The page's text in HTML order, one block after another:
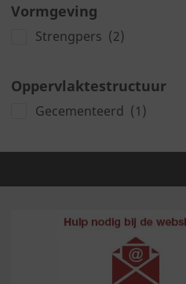
Vormgeving
Strengpers (2)
Oppervlaktestructuur
Gecementeerd (1)